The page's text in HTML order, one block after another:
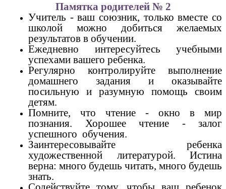
Памятка родителей № 2
Учитель - ваш союзник, только вместе со
школой можно добиться желаемых
результатов в обучении.
Ежедневно интересуйтесь учебными
успехами вашего ребенка.
Регулярно контролируйте выполнение
домашнего задания и оказывайте
посильную и разумную помощь своим
детям.
Помните, что чтение - окно в мир
познания. Хорошее чтение - залог
успешного обучения.
Заинтересовывайте ребенка
художественной литературой. Истина
верна: много будешь читать, много будешь
знать.